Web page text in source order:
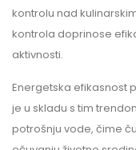
kontrolu nad
kontrola doprinose
aktivnosti.
Energetska efikasnost
je u skladu s tim
potrošnju vode, čime